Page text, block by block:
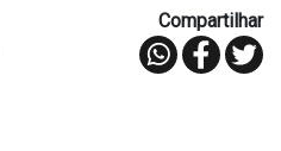
Compartilhar